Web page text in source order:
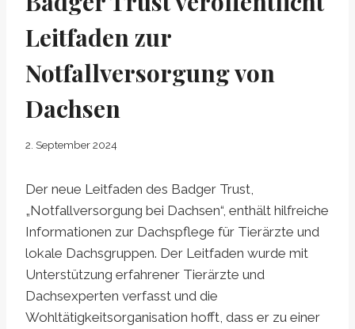
Leitfaden zur
Notfallversorgung von
Dachsen
2. September 2024
Der neue Leitfaden des Badger Trust,
„Notfallversorgung bei Dachsen“, enthält hilfreiche
Informationen zur Dachspflege für Tierärzte und
lokale Dachsgruppen. Der Leitfaden wurde mit
Unterstützung erfahrener Tierärzte und
Dachsexperten verfasst und die
Wohltätigkeitsorganisation hofft, dass er zu einer